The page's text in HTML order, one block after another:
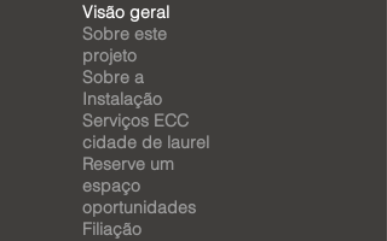
Visão geral
Sobre este
projeto
Sobre a
Instalação
Serviços ECC
cidade de laurel
Reserve um
espaço
oportunidades
Filiação